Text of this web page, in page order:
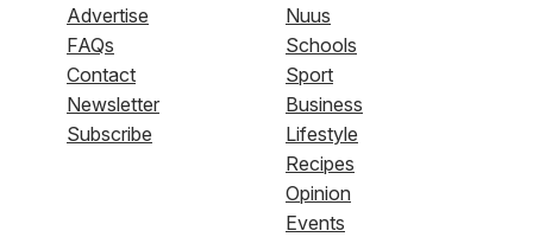
Advertise
FAQs
Contact
Newsletter
Subscribe
Nuus
Schools
Sport
Business
Lifestyle
Recipes
Opinion
Events